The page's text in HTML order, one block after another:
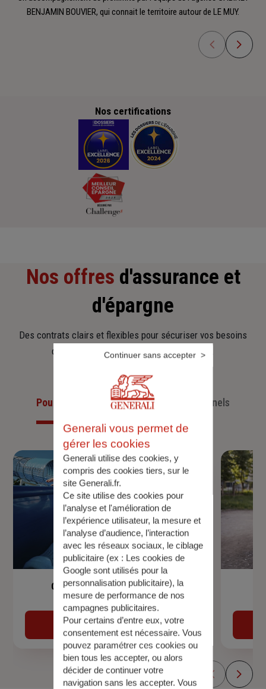
BENJAMIN BOUVIER, qui connait le territoire autour de LE MUY.
Nos certifications
Nos offres d'assurance et
d'épargne
Des contrats clairs et flexibles pour sécuriser vos besoins
d’aujourd’hui et anticiper ceux de demain.
Pour les particuliersPour les professionnels
Garantie Accidents de la Vie
Découvrir
Generali vous permet de
gérer les cookies
Generali utilise des cookies, y
compris des cookies tiers, sur le
site Generali.fr.
Ce site utilise des cookies pour
l’analyse et l'amélioration de
l’expérience utilisateur, la mesure et
l’analyse d’audience, l’interaction
avec les réseaux sociaux, le ciblage
publicitaire (ex : Les cookies de
Google sont utilisés pour la
personnalisation publicitaire), la
mesure de performance de nos
campagnes publicitaires.
Pour certains d’entre eux, votre
consentement est nécessaire. Vous
pouvez paramétrer ces cookies ou
bien tous les accepter, ou alors
décider de continuer votre
navigation sans les accepter. Vous
Continuer sans accepter